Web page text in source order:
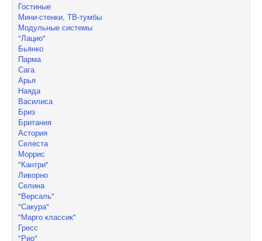
Гостиные
Мини-стенки, ТВ-тумбы
Модульные системы
"Лацио"
Бьянко
Парма
Сага
Арья
Наяда
Василиса
Бриз
Британия
Астория
Селеста
Моррис
"Кантри"
Ливорно
Селина
"Версаль"
"Сакура"
"Марго классик"
Гресс
"Рио"